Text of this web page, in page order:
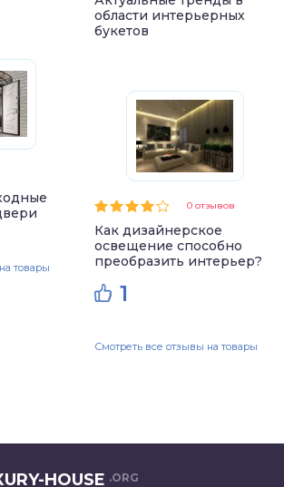
товары
области интерьерных
букетов
0 отзывов
Как дизайнерское
освещение способно
преобразить интерьер?
1
Смотреть все отзывы на товары
HOUSE .ORG